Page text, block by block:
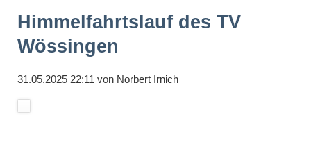
Himmelfahrtslauf des TV
Wössingen
31.05.2025 22:11 von Norbert Irnich